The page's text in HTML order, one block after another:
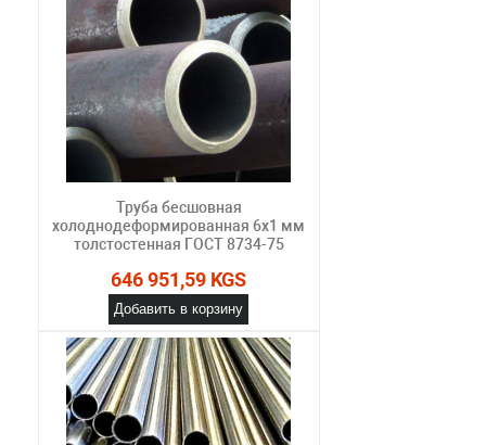
Труба бесшовная
холоднодеформированная 6х1 мм
толстостенная ГОСТ 8734-75
646 951,59 KGS
Добавить в корзину